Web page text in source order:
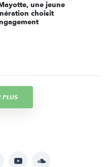
une jeune
choisit
PLUS
YouTubeSoundcloud